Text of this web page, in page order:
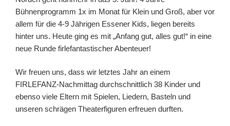
Bühnenprogramm 1x im Monat für Klein und Groß, aber vor
allem für die 4-9 Jährigen Essener Kids, liegen bereits
hinter uns. Heute ging es mit „Anfang gut, alles gut!“ in eine
neue Runde firlefantastischer Abenteuer!
Wir freuen uns, dass wir letztes Jahr an einem
FIRLEFANZ-Nachmittag durchschnittlich 38 Kinder und
ebenso viele Eltern mit Spielen, Liedern, Basteln und
unseren schrägen Theaterfiguren erfreuen durften.